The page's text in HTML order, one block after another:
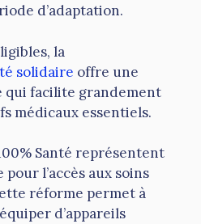
d’adaptation.
la
solidaire offre une
facilite grandement
médicaux essentiels.
Santé représentent
l’accès aux soins
réforme permet à
d’appareils